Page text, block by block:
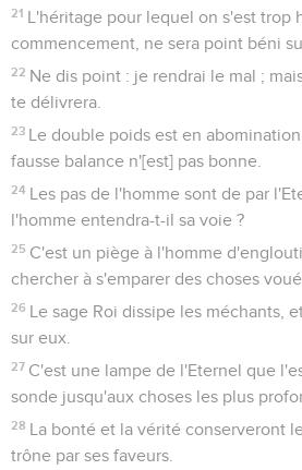
21 L'héritage pour lequel on s'est trop
commencement, ne sera point béni
22 Ne dis point : je rendrai le mal ;
te délivrera.
23 Le double poids est en
fausse balance n'[est] pas bonne.
24 Les pas de l'homme sont de par
l'homme entendra-t-il sa voie ?
25 C'est un piège à l'homme
chercher à s'emparer des choses
26 Le sage Roi dissipe les méchants,
sur eux.
27 C'est une lampe de l'Eternel que
sonde jusqu'aux choses les plus
28 La bonté et la vérité conserveront
trône par ses faveurs.